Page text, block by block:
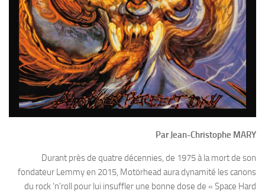
Par Jean-Christophe MARY
Durant près de quatre décennies, de 1975 à la mort de son
fondateur Lemmy en 2015, Motörhead aura dynamité les canons
du rock ‘n’roll pour lui insuffler une bonne dose de « Space Hard